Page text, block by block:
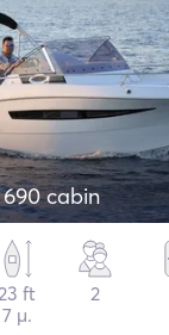
cabin
ft
7 μ.
2